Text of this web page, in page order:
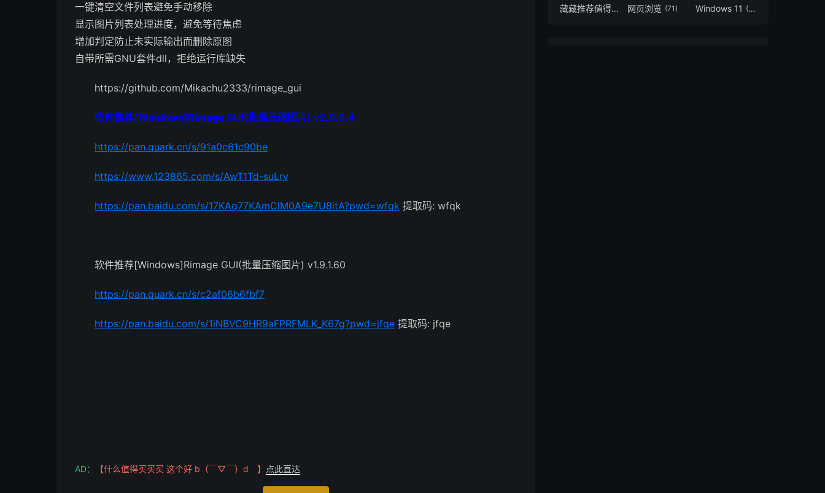
一键清空文件列表避免手动移除
显示图片列表处理进度，避免等待焦虑
增加判定防止未实际输出而删除原图
自带所需GNU套件dll，拒绝运行库缺失
https://github.com/Mikachu2333/rimage_gui
软件推荐[Windows]Rimage GUI(批量压缩图片) v2.0.0.4
https://pan.quark.cn/s/91a0c61c90be
https://www.123865.com/s/AwT1Td-suLrv
https://pan.baidu.com/s/17KAq77KAmClM0A9e7U8itA?pwd=wfqk 提取码: wfqk
软件推荐[Windows]Rimage GUI(批量压缩图片) v1.9.1.60
https://pan.quark.cn/s/c2af06b6fbf7
https://pan.baidu.com/s/1iNBVC9HR9aFPRFMLK_K67g?pwd=jfqe 提取码: jfqe
AD： 【什么值得买买买 这个好 b（￣▽￣）d 】 点此直达
藏藏推荐值得一看 (73)
网页浏览 (71) Windows 11 (49)